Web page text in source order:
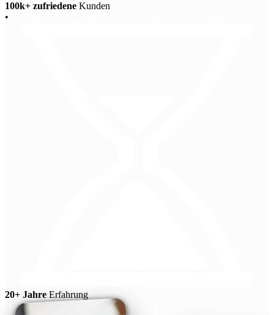
100k+ zufriedene Kunden
•
20+ Jahre Erfahrung